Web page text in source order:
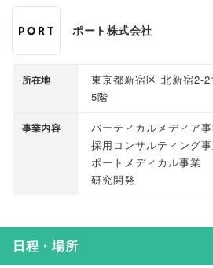
ポート株式会社
所在地
東京都新宿区 北新宿2-
5階
事業内容
バーティカルメディア
採用コンサルティング
ポートメディカル事業
研究開発
日程・場所